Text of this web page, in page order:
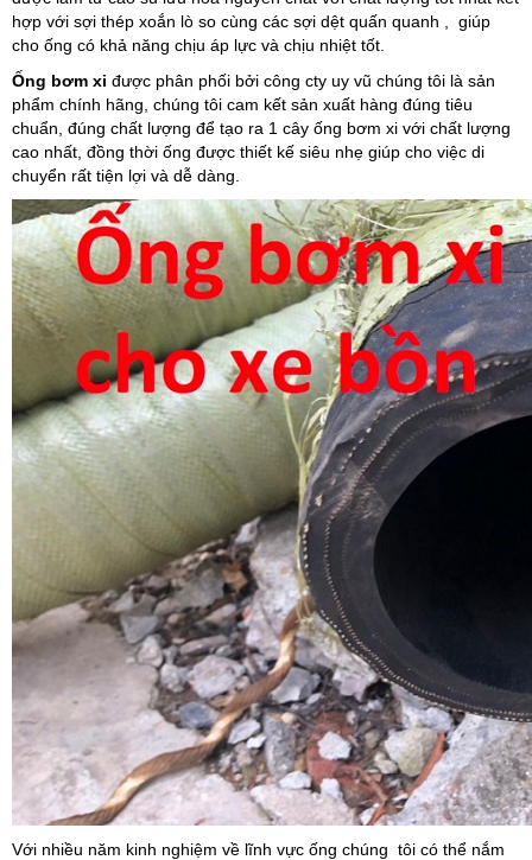
hợp với sợi thép xoắn lò so cùng các sợi dệt quấn quanh , giúp
cho ống có khả năng chịu áp lực và chịu nhiệt tốt.
Ống bơm xi được phân phối bởi công cty uy vũ chúng tôi là sản
phẩm chính hãng, chúng tôi cam kết sản xuất hàng đúng tiêu
chuẩn, đúng chất lượng để tạo ra 1 cây ống bơm xi với chất lượng
cao nhất, đồng thời ống được thiết kế siêu nhẹ giúp cho việc di
chuyển rất tiện lợi và dễ dàng.
Với nhiều năm kinh nghiệm về lĩnh vực ống chúng tôi có thể nắm